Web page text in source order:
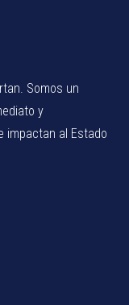
Somos un
y
impactan al Estado